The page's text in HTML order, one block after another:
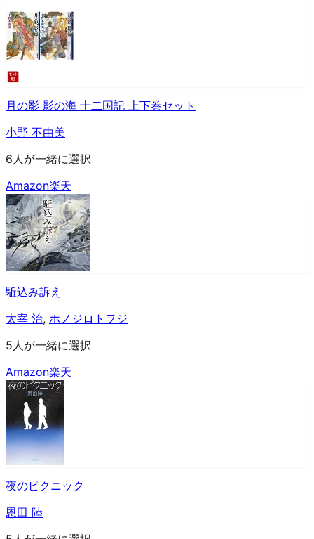
月の影 影の海 十二国記 上下巻セット
小野 不由美
6人が一緒に選択
Amazon楽天
駈込み訴え
太宰 治, ホノジロトヲジ
5人が一緒に選択
Amazon楽天
夜のピクニック
恩田 陸